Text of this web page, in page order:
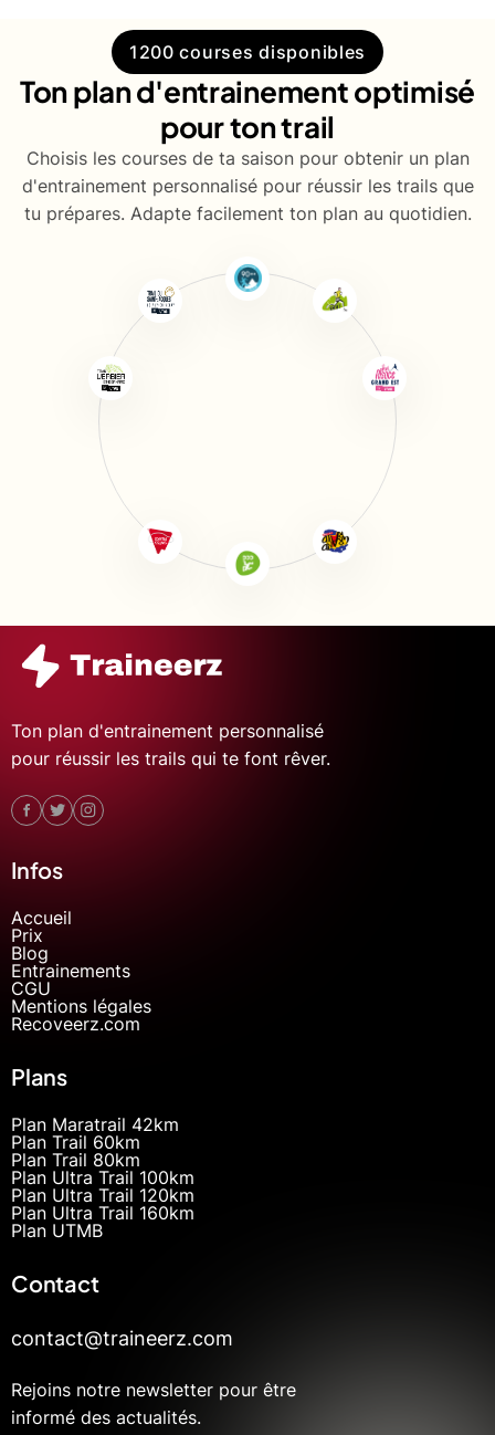
1200 courses disponibles
Ton plan d'entrainement optimisé
pour ton trail
Choisis les courses de ta saison pour obtenir un plan
d'entrainement personnalisé pour réussir les trails que
tu prépares. Adapte facilement ton plan au quotidien.
Ton plan d'entrainement personnalisé
pour réussir les trails qui te font rêver.
Infos
Accueil
Prix
Blog
Entrainements
CGU
Mentions légales
Recoveerz.com
Plans
Plan Maratrail 42km
Plan Trail 60km
Plan Trail 80km
Plan Ultra Trail 100km
Plan Ultra Trail 120km
Plan Ultra Trail 160km
Plan UTMB
Contact
contact@traineerz.com
Rejoins notre newsletter pour être
informé des actualités.